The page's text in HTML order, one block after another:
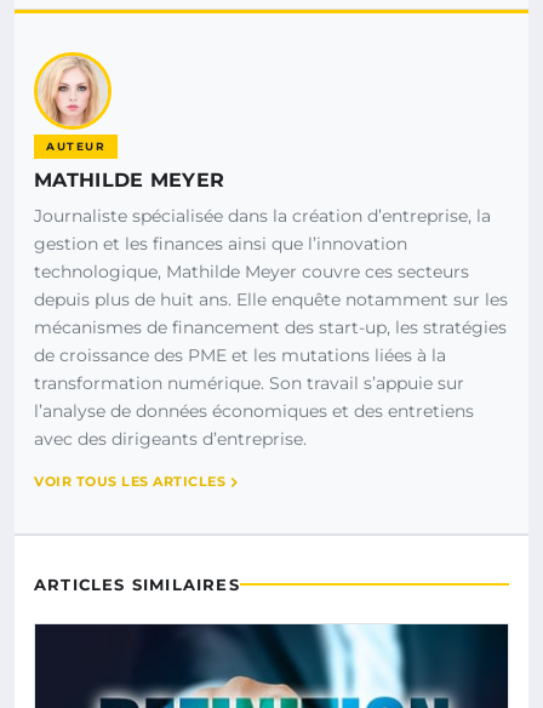
AUTEUR
MATHILDE MEYER
Journaliste spécialisée dans la création d’entreprise, la
gestion et les finances ainsi que l’innovation
technologique, Mathilde Meyer couvre ces secteurs
depuis plus de huit ans. Elle enquête notamment sur les
mécanismes de financement des start-up, les stratégies
de croissance des PME et les mutations liées à la
transformation numérique. Son travail s’appuie sur
l’analyse de données économiques et des entretiens
avec des dirigeants d’entreprise.
VOIR TOUS LES ARTICLES
ARTICLES SIMILAIRES